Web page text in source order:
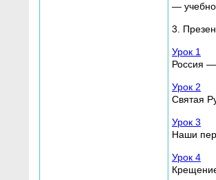
—
3.
Урок 1
Россия
Урок 2
Святая
Урок 3
Наши
Урок 4